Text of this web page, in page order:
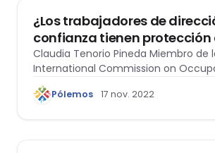
¿Los trabajadores de
confianza tienen protección
despido?
Claudia Tenorio Pineda Miembro de
International Commission on
(ICOH), Sociedad Peruana…
Pólemos 17 nov. 2022